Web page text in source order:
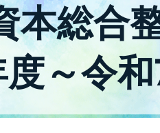
本総合
～令